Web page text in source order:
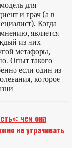
для
и врач (а в
Когда
является
из них
метафоры,
Опыт такого
если один из
которое
чем она
не утрачивать